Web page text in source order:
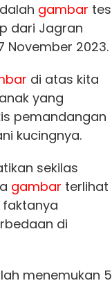
gambar tes
dari Jagran
November 2023.
di atas kita
yang
pemandangan
kucingnya.
sekilas
gambar terlihat
di
menemukan 5